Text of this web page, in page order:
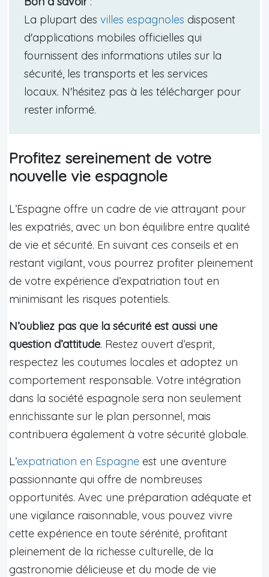
La plupart des villes espagnoles disposent
d'applications mobiles officielles qui
fournissent des informations utiles sur la
sécurité, les transports et les services
locaux. N'hésitez pas à les télécharger pour
rester informé.
Profitez sereinement de votre
nouvelle vie espagnole
L’Espagne offre un cadre de vie attrayant pour
les expatriés, avec un bon équilibre entre qualité
de vie et sécurité. En suivant ces conseils et en
restant vigilant, vous pourrez profiter pleinement
de votre expérience d’expatriation tout en
minimisant les risques potentiels.
N’oubliez pas que la sécurité est aussi une
question d’attitude. Restez ouvert d’esprit,
respectez les coutumes locales et adoptez un
comportement responsable. Votre intégration
dans la société espagnole sera non seulement
enrichissante sur le plan personnel, mais
contribuera également à votre sécurité globale.
L’expatriation en Espagne est une aventure
passionnante qui offre de nombreuses
opportunités. Avec une préparation adéquate et
une vigilance raisonnable, vous pouvez vivre
cette expérience en toute sérénité, profitant
pleinement de la richesse culturelle, de la
gastronomie délicieuse et du mode de vie